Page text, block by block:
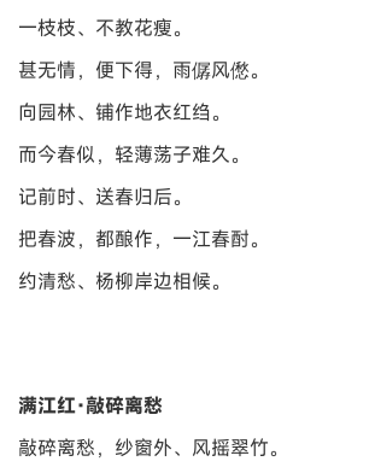
一枝枝、不教花瘦。
甚无情，便下得，雨僝风僽。
向园林、铺作地衣红绉。
而今春似，轻薄荡子难久。
记前时、送春归后。
把春波，都酿作，一江春酎。
约清愁、杨柳岸边相候。
满江红·敲碎离愁
敲碎离愁，纱窗外、风摇翠竹。